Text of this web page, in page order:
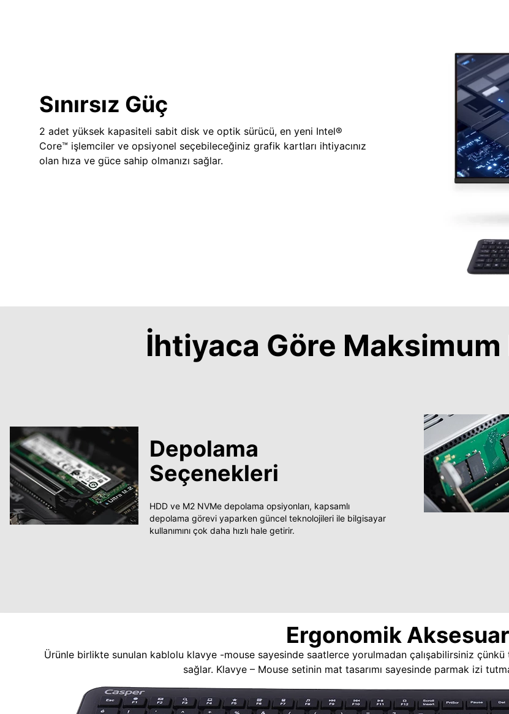
Sınırsız Güç
2 adet yüksek kapasiteli sabit disk ve optik sürücü, en yeni Intel®
Core™ işlemciler ve opsiyonel seçebileceğiniz grafik kartları ihtiyacınız
olan hıza ve güce sahip olmanızı sağlar.
İhtiyaca Göre
Depolama
Seçenekleri
HDD ve M2 NVMe depolama opsiyonları, kapsamlı
depolama görevi yaparken güncel teknolojileri ile bilgisayar
kullanımını çok daha hızlı hale getirir.
Ergonomik
Ürünle birlikte sunulan kablolu klavye -mouse sayesinde saatlerce yorulmadan çalışabilirsiniz çünkü
sağlar. Klavye – Mouse setinin mat tasarımı sayesinde parmak izi